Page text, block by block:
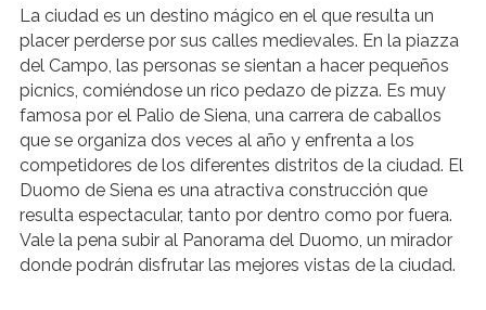
La ciudad es un destino mágico en el que resulta un
placer perderse por sus calles medievales. En la piazza
del Campo, las personas se sientan a hacer pequeños
picnics, comiéndose un rico pedazo de pizza. Es muy
famosa por el Palio de Siena, una carrera de caballos
que se organiza dos veces al año y enfrenta a los
competidores de los diferentes distritos de la ciudad. El
Duomo de Siena es una atractiva construcción que
resulta espectacular, tanto por dentro como por fuera.
Vale la pena subir al Panorama del Duomo, un mirador
donde podrán disfrutar las mejores vistas de la ciudad.